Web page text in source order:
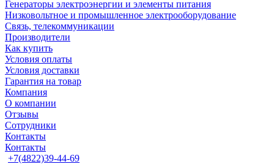
Генераторы электроэнергии и элементы питания
Низковольтное и промышленное электрооборудование
Связь, телекоммуникации
Производители
Как купить
Условия оплаты
Условия доставки
Гарантия на товар
Компания
О компании
Отзывы
Сотрудники
Контакты
Контакты
+7(4822)39-44-69